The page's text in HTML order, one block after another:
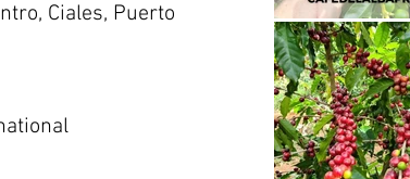
Ciales, Puerto